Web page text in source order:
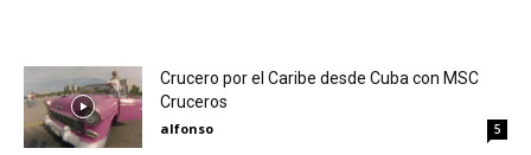
Crucero por el Caribe desde Cuba con MSC
Cruceros
alfonso 5